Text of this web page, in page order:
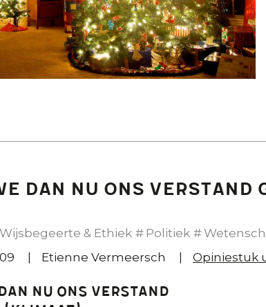
dan nu ons
Wijsbegeerte & Ethiek Politiek
Etienne Vermeersch Opiniestuk
nu ons verstand